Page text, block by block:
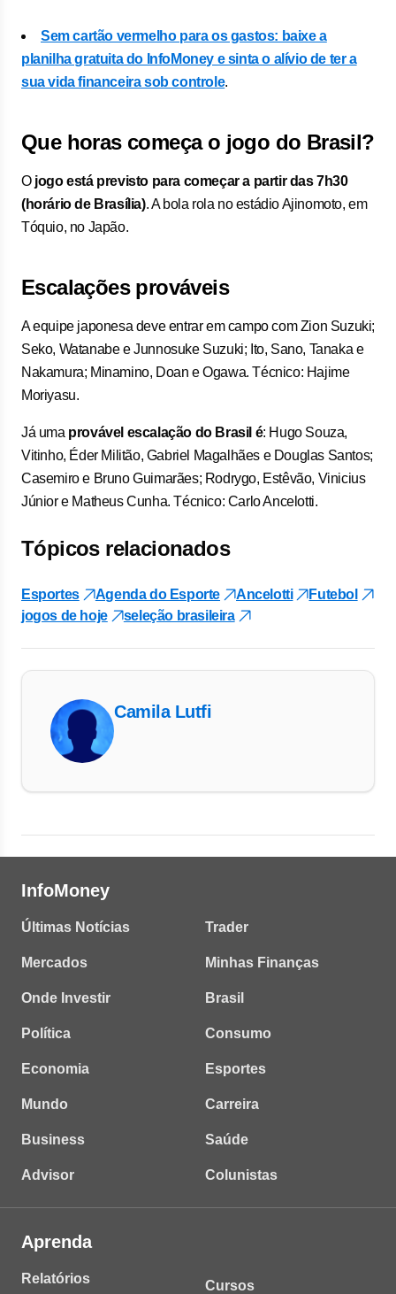
Sem cartão vermelho para os gastos: baixe a
planilha gratuita do InfoMoney e sinta o alívio de ter a
sua vida financeira sob controle.
Que horas começa o jogo do Brasil?
O jogo está previsto para começar a partir das 7h30
(horário de Brasília). A bola rola no estádio Ajinomoto, em
Tóquio, no Japão.
Escalações prováveis
A equipe japonesa deve entrar em campo com Zion Suzuki;
Seko, Watanabe e Junnosuke Suzuki; Ito, Sano, Tanaka e
Nakamura; Minamino, Doan e Ogawa. Técnico: Hajime
Moriyasu.
Já uma provável escalação do Brasil é: Hugo Souza,
Vitinho, Éder Militão, Gabriel Magalhães e Douglas Santos;
Casemiro e Bruno Guimarães; Rodrygo, Estêvão, Vinicius
Júnior e Matheus Cunha. Técnico: Carlo Ancelotti.
Tópicos relacionados
Esportes Agenda do Esporte Ancelotti
Futebol
jogos de hoje
seleção brasileira
Camila Lutfi
InfoMoney
Últimas Notícias
Mercados
Onde Investir
Política
Economia
Mundo
Business
Advisor
Trader
Minhas Finanças
Brasil
Consumo
Esportes
Carreira
Saúde
Colunistas
Aprenda
Relatórios Cursos